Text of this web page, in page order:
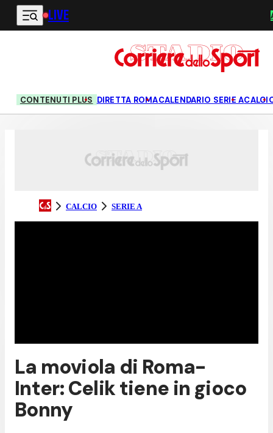
Vai al contenuto principale
LIVE
CONTENUTI PLUS DIRETTA ROMACALENDARIO SERIE A
CALCIO SERIE A
La moviola di Roma-
Inter: Celik tiene in gioco
Bonny